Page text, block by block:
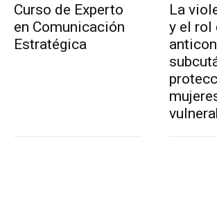
Curso de Experto
en Comunicación
Estratégica
La
y el rol